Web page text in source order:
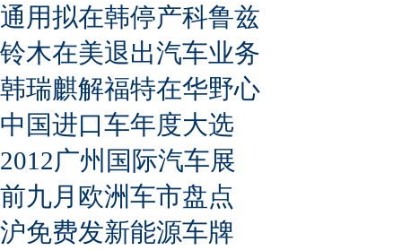
通用拟在韩停产科鲁兹
铃木在美退出汽车业务
韩瑞麒解福特在华野心
中国进口车年度大选
2012广州国际汽车展
前九月欧洲车市盘点
沪免费发新能源车牌